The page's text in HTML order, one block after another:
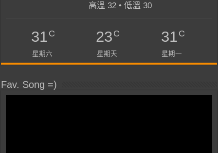
高溫 32 • 低溫 30
31C
星期六
23C
星期天
31C
星期一
Fav. Song =)